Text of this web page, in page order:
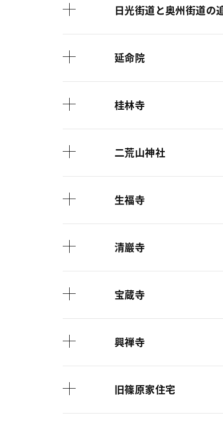
日光街道と奥州街道の
延命院
桂林寺
二荒山神社
生福寺
清巖寺
宝蔵寺
興禅寺
旧篠原家住宅